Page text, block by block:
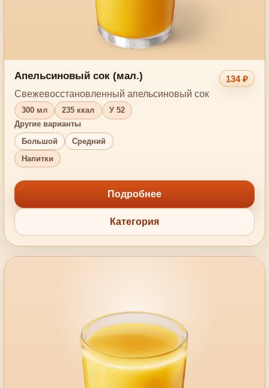
Апельсиновый сок (мал.)
134 ₽
Свежевосстановленный апельсиновый сок
300 мл 235 ккал
У 52
Другие варианты
Большой
Средний
Напитки
Подробнее
Категория